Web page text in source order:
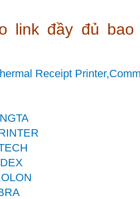
link đầy đủ bao
Receipt